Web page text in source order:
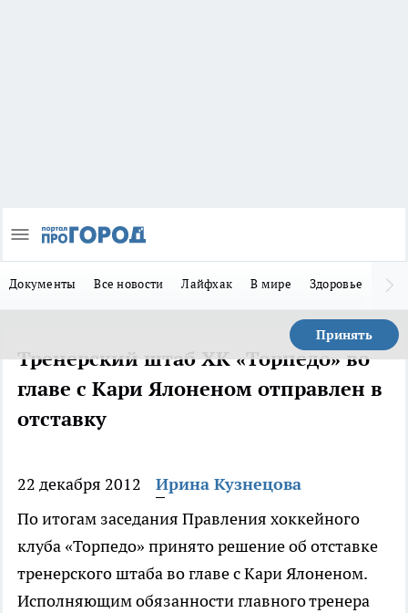
Документы Все новости Лайфхак В мире Здоровье
Принять
Тренерский штаб ХК «Торпедо» во
главе с Кари Ялоненом отправлен в
отставку
22 декабря 2012
Ирина Кузнецова
По итогам заседания Правления хоккейного
клуба «Торпедо» принято решение об отставке
тренерского штаба во главе с Кари Ялоненом.
Исполняющим обязанности главного тренера